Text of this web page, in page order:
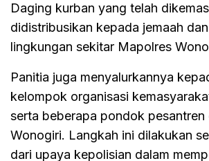
Daging kurban yang telah
didistribusikan kepada jemaah
lingkungan sekitar Mapolres
Panitia juga menyalurkannya
kelompok organisasi
serta beberapa pondok pesantren
Wonogiri. Langkah ini dilakukan
dari upaya kepolisian dalam